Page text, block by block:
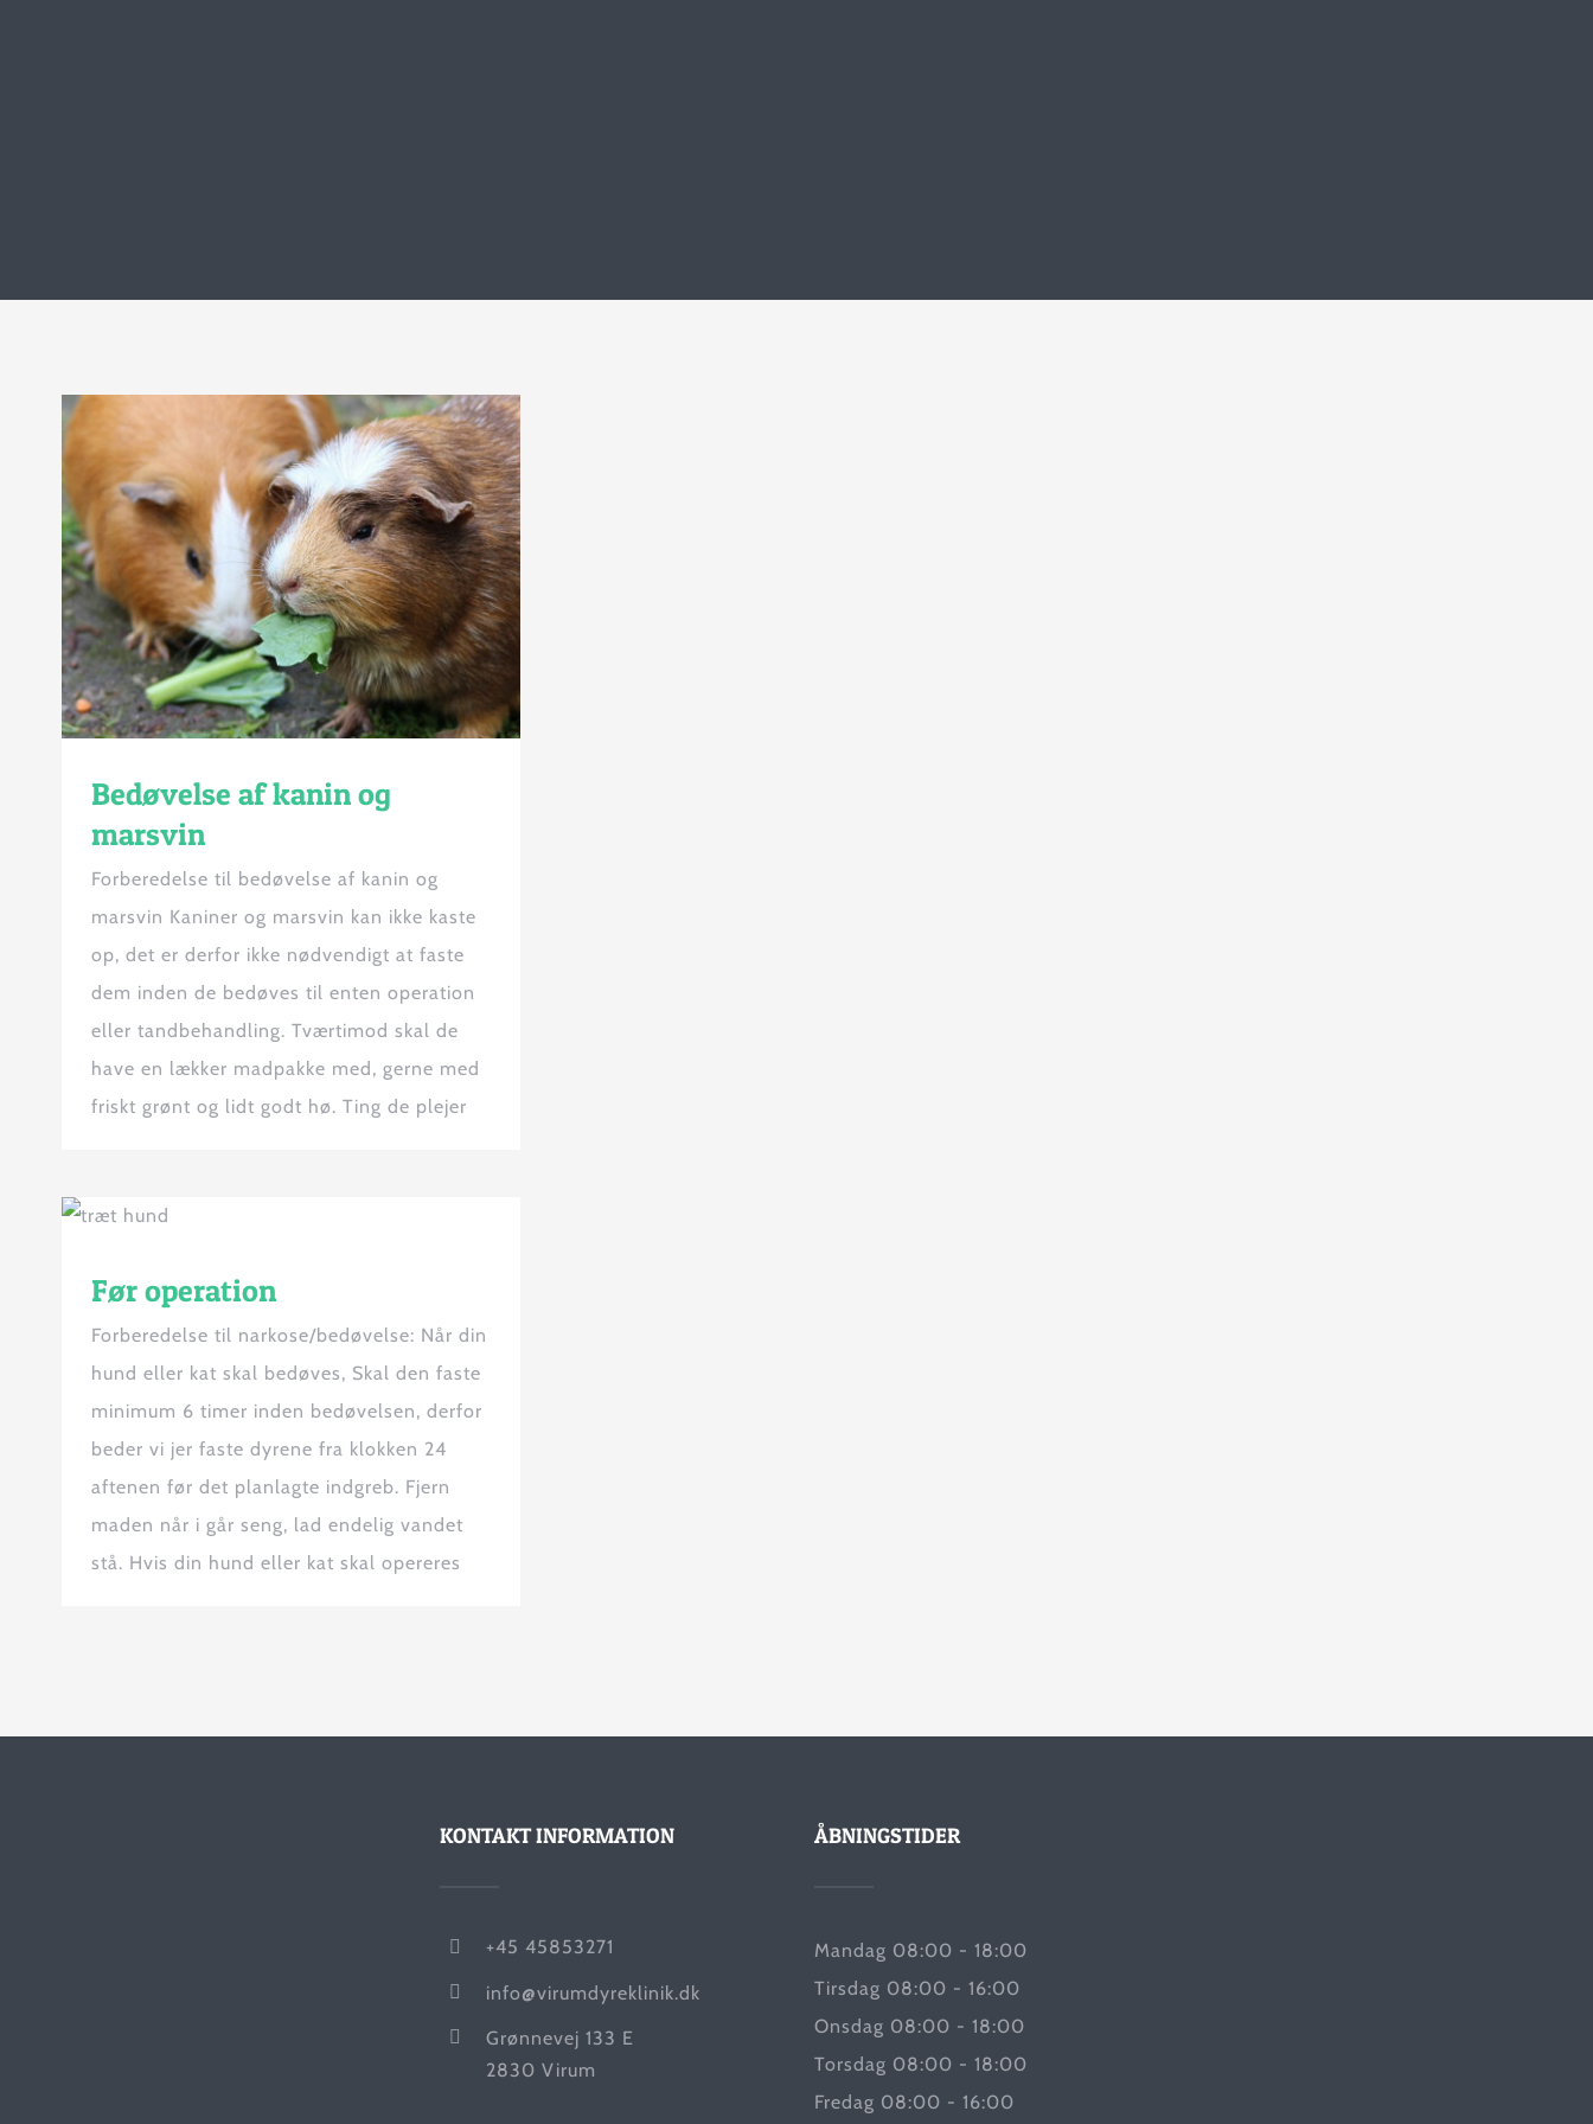
Bedøvelse af kanin og
marsvin
Forberedelse til bedøvelse af kanin og
marsvin Kaniner og marsvin kan ikke kaste
op, det er derfor ikke nødvendigt at faste
dem inden de bedøves til enten operation
eller tandbehandling. Tværtimod skal de
have en lækker madpakke med, gerne med
friskt grønt og lidt godt hø. Ting de plejer
Før operation
Forberedelse til narkose/bedøvelse: Når din
hund eller kat skal bedøves, Skal den faste
minimum 6 timer inden bedøvelsen, derfor
beder vi jer faste dyrene fra klokken 24
aftenen før det planlagte indgreb. Fjern
maden når i går seng, lad endelig vandet
stå. Hvis din hund eller kat skal opereres
KONTAKT INFORMATION
+45 45853271
info@virumdyreklinik.dk
Grønnevej 133 E
2830 Virum
ÅBNINGSTIDER
Mandag 08:00 - 18:00
Tirsdag 08:00 - 16:00
Onsdag 08:00 - 18:00
Torsdag 08:00 - 18:00
Fredag 08:00 - 16:00